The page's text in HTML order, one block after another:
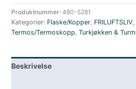
Produktnummer:480-5281
Kategorier: Flaske/Kopper FRILUFTSLIV
Termos/Termoskopp ,Turkjøkken &
Beskrivelse